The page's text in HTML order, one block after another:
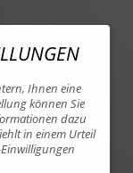
Ihnen eine
können Sie
dazu
in einem Urteil